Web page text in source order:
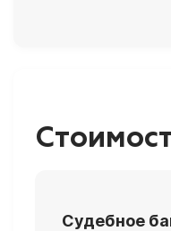
Судебное